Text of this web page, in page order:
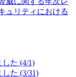
ュリティにおける
た (4/1)
た (3/31)